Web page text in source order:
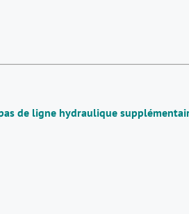
de ligne hydraulique